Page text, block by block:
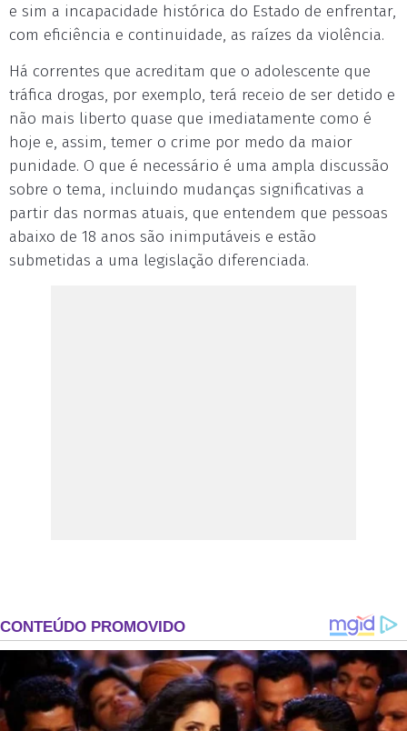
e sim a incapacidade histórica do Estado de enfrentar,
com eficiência e continuidade, as raízes da violência.
Há correntes que acreditam que o adolescente que
tráfica drogas, por exemplo, terá receio de ser detido e
não mais liberto quase que imediatamente como é
hoje e, assim, temer o crime por medo da maior
punidade. O que é necessário é uma ampla discussão
sobre o tema, incluindo mudanças significativas a
partir das normas atuais, que entendem que pessoas
abaixo de 18 anos são inimputáveis e estão
submetidas a uma legislação diferenciada.